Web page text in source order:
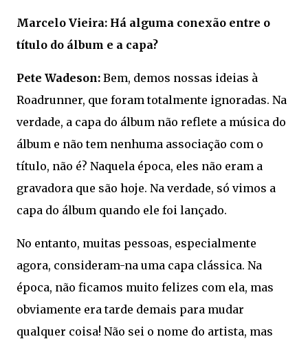
Marcelo Vieira: Há alguma conexão entre o
título do álbum e a capa?
Pete Wadeson: Bem, demos nossas ideias à
Roadrunner, que foram totalmente ignoradas. Na
verdade, a capa do álbum não reflete a música do
álbum e não tem nenhuma associação com o
título, não é? Naquela época, eles não eram a
gravadora que são hoje. Na verdade, só vimos a
capa do álbum quando ele foi lançado.
No entanto, muitas pessoas, especialmente
agora, consideram-na uma capa clássica. Na
época, não ficamos muito felizes com ela, mas
obviamente era tarde demais para mudar
qualquer coisa! Não sei o nome do artista, mas